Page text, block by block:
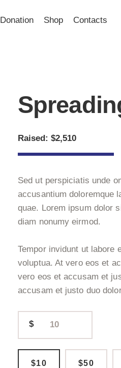
Donation Shop Contacts
Raised: $2,510
Sed ut perspiciatis unde
accusantium doloremque
quae. Lorem ipsum dolor
diam nonumy eirmod.
Tempor invidunt ut labore
voluptua. At vero eos et
vero eos et accusam et
accusam et justo duo
$
$10 $50